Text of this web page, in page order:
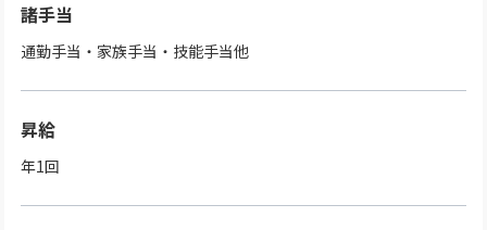
諸手当
通勤手当・家族手当・技能手当他
昇給
年1回